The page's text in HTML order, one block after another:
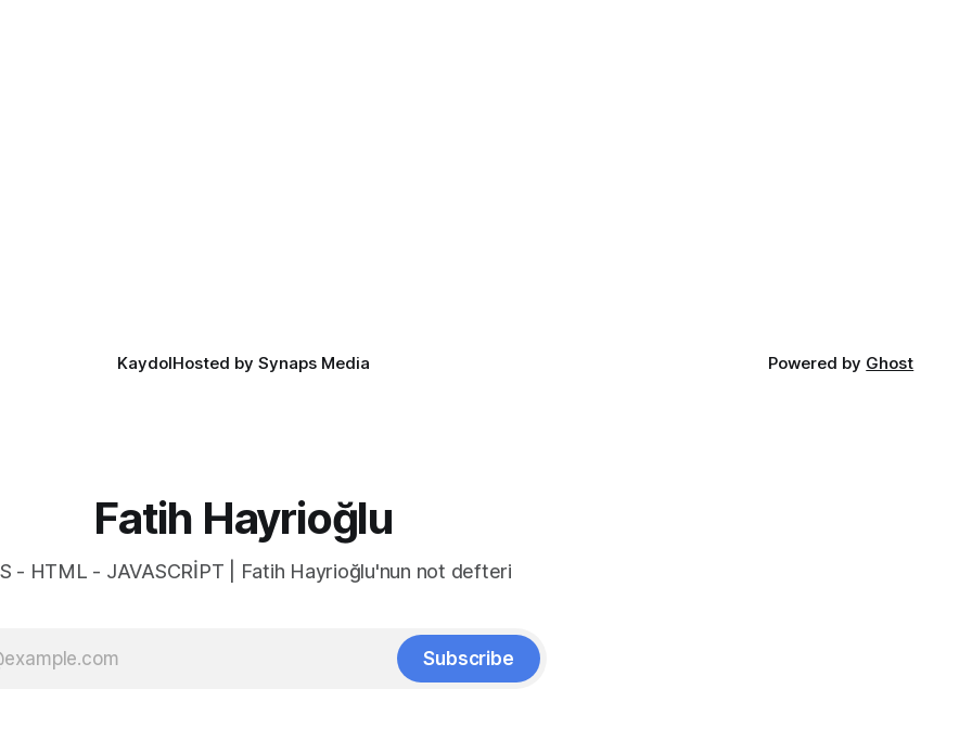
KaydolHosted by Synaps Media Powered by Ghost
Fatih Hayrioğlu
- HTML - JAVASCRİPT | Fatih Hayrioğlu'nun not defteri
Subscribe